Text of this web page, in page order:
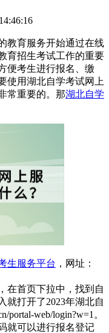
教育服务开始通过在线
育招生考试工作的重要
便考生进行报名、缴
使用湖北自学考试网上
常重要的。那湖北自学
生服务平台 ，网址：
在首页下拉中，找到自
就打开了2023年湖北自
portal-web/login?w=1。
就可以进行报名登记